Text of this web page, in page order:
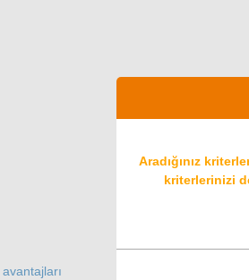
avantajları
Aradığınız
kriterlerinizi